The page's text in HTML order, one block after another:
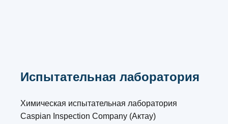
Испытательная лаборатория
Химическая испытательная лаборатория
Caspian Inspection Company (Актау)